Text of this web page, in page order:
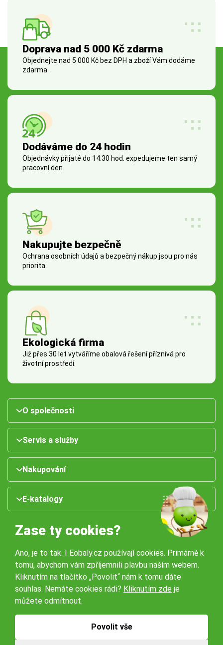
Doprava nad 5 000 Kč zdarma
Objednejte nad 5 000 Kč bez DPH a zboží Vám dodáme
zdarma.
Dodáváme do 24 hodin
Objednávky přijaté do 14:30 hod. expedujeme ten samý
pracovní den.
Nakupujte bezpečně
Ochrana osobních údajů a bezpečný nákup jsou pro nás
priorita.
Ekologická firma
Již přes 30 let vytváříme obalová řešení příznivá pro
životní prostředí.
O společnosti
Servis a služby
Nakupování
E-katalogy
Naše pobočky:
Obchodní podmínky
Zase ty cookies?
Ano, je to tak. I Eobaly.cz používají cookies. Primárně k
tomu, abychom vám zpříjemnili plavbu naším webem.
Kliknutím na tlačítko „Povolit“ nám k tomu dáte
souhlas. Nemáte cookies rádi? Kliknutím zde je
můžete odmítnout.
Povolit vše